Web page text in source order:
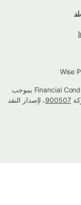
تم اعتماد شركة Wise بواسطة Financial Conduct Authority بموجب
900507، لإصدار النقد